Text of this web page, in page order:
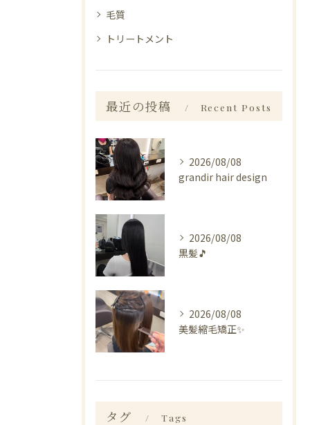
毛質
トリートメント
最近の投稿 Recent Posts
2026/08/08
grandir hair design
2026/08/08
黒髪🎵
2026/08/08
美髪縮毛矯正✨️
タグ Tags